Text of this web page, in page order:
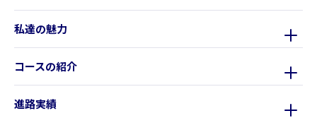
私達の魅力
コースの紹介
進路実績